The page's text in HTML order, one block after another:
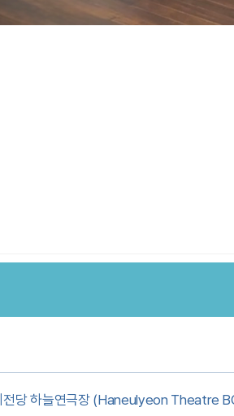
당 하늘연극장 (Haneulyeon Theatre